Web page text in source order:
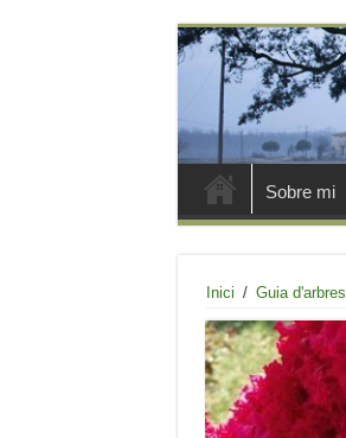
Sobre mi
Inici / Guia d'arbres